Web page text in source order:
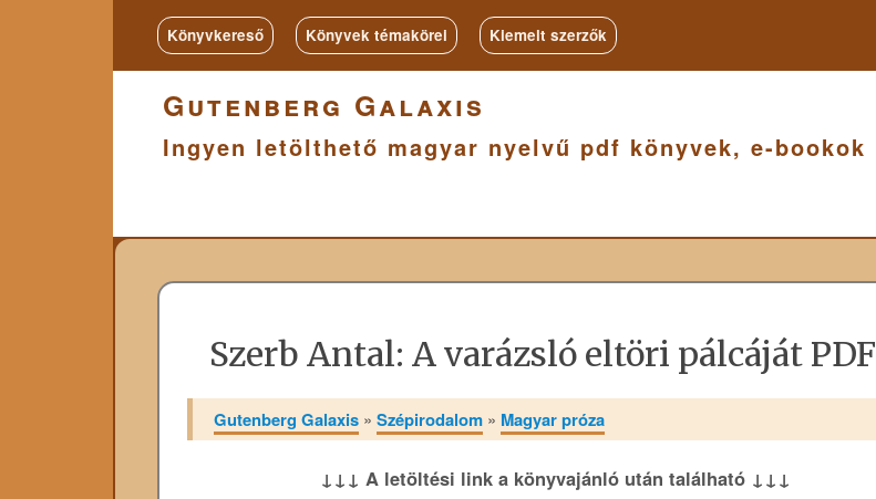
Könyvkereső Könyvek témakörei Kiemelt szerzők
Gutenberg Galaxis
Ingyen letölthető magyar nyelvű pdf könyvek, e-bookok
Szerb Antal: A ​varázsló eltöri pálcáját PDF
Gutenberg Galaxis »Szépirodalom » Magyar próza
↓↓↓ A letöltési link a könyvajánló után található ↓↓↓